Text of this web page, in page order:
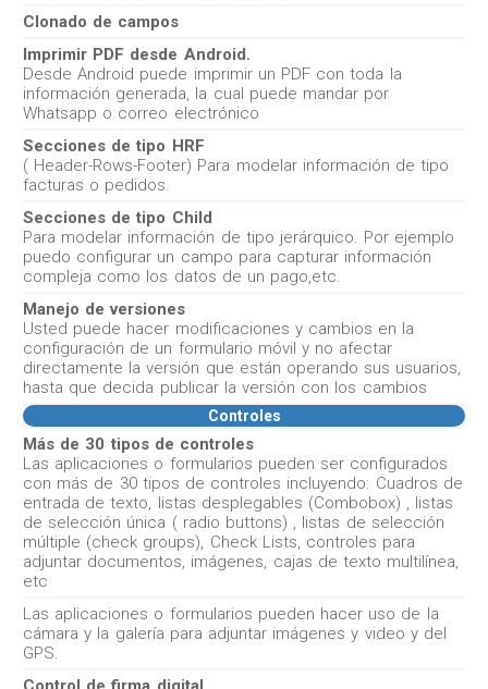
Clonado de campos
Imprimir PDF desde Android.
Desde Android puede imprimir un PDF con toda la
información generada, la cual puede mandar por
Whatsapp o correo electrónico
Secciones de tipo HRF
( Header-Rows-Footer) Para modelar información de tipo
facturas o pedidos.
Secciones de tipo Child
Para modelar información de tipo jerárquico. Por ejemplo
puedo configurar un campo para capturar información
compleja como los datos de un pago,etc.
Manejo de versiones
Usted puede hacer modificaciones y cambios en la
configuración de un formulario móvil y no afectar
directamente la versión que están operando sus usuarios,
hasta que decida publicar la versión con los cambios
Controles
Más de 30 tipos de controles
Las aplicaciones o formularios pueden ser configurados
con más de 30 tipos de controles incluyendo: Cuadros de
entrada de texto, listas desplegables (Combobox) , listas
de selección única ( radio buttons) , listas de selección
múltiple (check groups), Check Lists, controles para
adjuntar documentos, imágenes, cajas de texto multilínea,
etc
Las aplicaciones o formularios pueden hacer uso de la
cámara y la galería para adjuntar imágenes y video y del
GPS.